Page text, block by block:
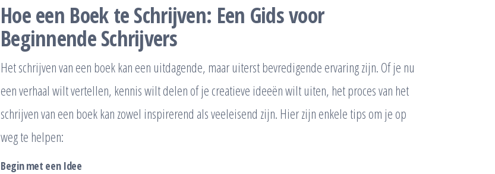
Hoe een Boek te Schrijven: Een Gids voor
Beginnende Schrijvers
Het schrijven van een boek kan een uitdagende, maar uiterst bevredigende ervaring zijn. Of je nu
een verhaal wilt vertellen, kennis wilt delen of je creatieve ideeën wilt uiten, het proces van het
schrijven van een boek kan zowel inspirerend als veeleisend zijn. Hier zijn enkele tips om je op
weg te helpen:
Begin met een Idee